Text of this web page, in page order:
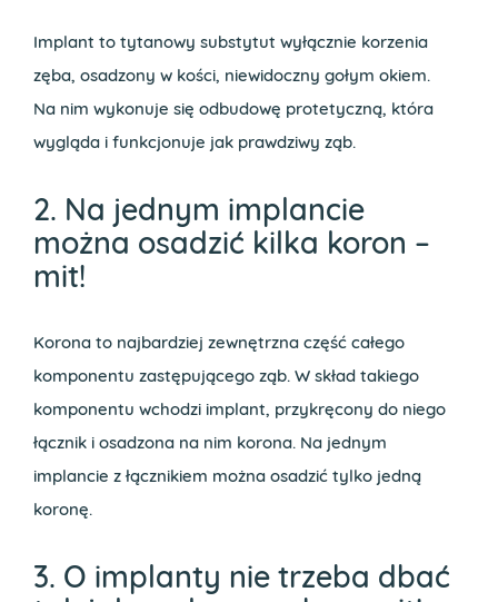
Implant to tytanowy substytut wyłącznie korzenia
zęba, osadzony w kości, niewidoczny gołym okiem.
Na nim wykonuje się odbudowę protetyczną, która
wygląda i funkcjonuje jak prawdziwy ząb.
2. Na jednym implancie
można osadzić kilka koron –
mit!
Korona to najbardziej zewnętrzna część całego
komponentu zastępującego ząb. W skład takiego
komponentu wchodzi implant, przykręcony do niego
łącznik i osadzona na nim korona. Na jednym
implancie z łącznikiem można osadzić tylko jedną
koronę.
3. O implanty nie trzeba dbać